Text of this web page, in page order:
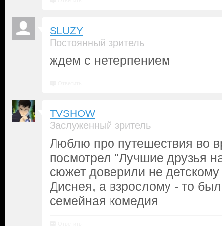
SLUZY
Постоянный зритель
ждем с нетерпением
TVSHOW
Заслуженный зритель
Люблю про путешествия во
посмотрел "Лучшие друзья
сюжет доверили не
Диснея, а взрослому - то
семейная комедия